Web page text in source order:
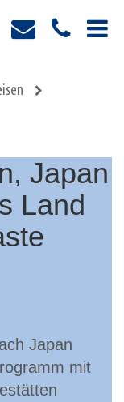
Japan
Land
Japan
mit